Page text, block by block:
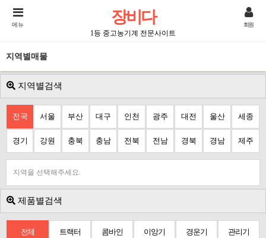
장비다
1등 중고농기계 전문사이트
메뉴 회원
지역별매물
지역별검색
전국 서울 부산 대구 인천 광주 대전 울산 세종
경기 강원 충북 충남 전북 전남 경북 경남 제주
지역을 선택해주세요.
제품별검색
전체 트랙터 콤바인 이앙기 경운기 관리기